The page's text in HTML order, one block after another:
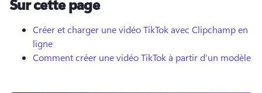
Sur cette page
Créer et charger une vidéo TikTok avec Clipchamp en
ligne
Comment créer une vidéo TikTok à partir d’un modèle